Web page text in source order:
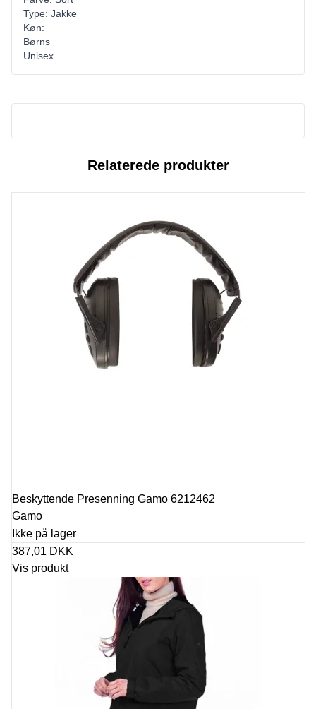
Type: Jakke
Køn:
Børns
Unisex
Relaterede produkter
Beskyttende Presenning Gamo 6212462
Gamo
Ikke på lager
387,01 DKK
Vis produkt